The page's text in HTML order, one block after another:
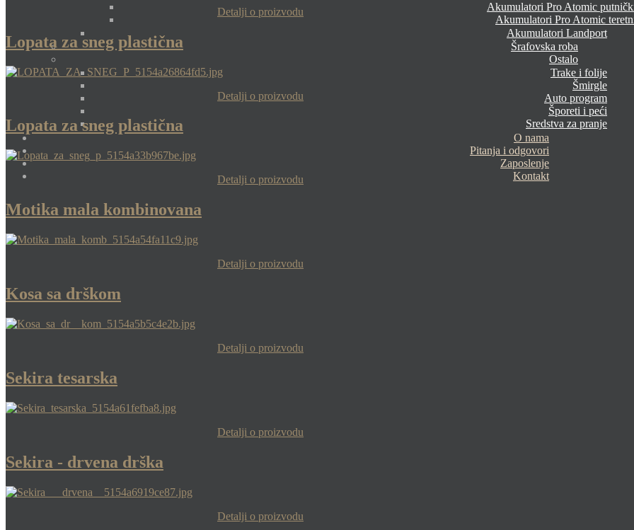
Akumulatori Pro Atomic
Akumulatori Pro Atomic
Akumulatori Landport
Šrafovska roba
Ostalo
Trake i folije
Šmirgle
Auto program
Šporeti i peći
Sredstva za pranje
O nama
Pitanja i odgovori
Zaposlenje
Kontakt
Detalji o proizvodu
Lopata za sneg plastična
Detalji o proizvodu
Lopata za sneg plastična
Detalji o proizvodu
Motika mala kombinovana
Detalji o proizvodu
Kosa sa drškom
Detalji o proizvodu
Sekira tesarska
Detalji o proizvodu
Sekira - drvena drška
Detalji o proizvodu